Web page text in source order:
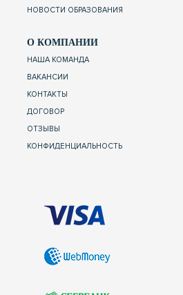
НОВОСТИ ОБРАЗОВАНИЯ
О КОМПАНИИ
НАША КОМАНДА
ВАКАНСИИ
КОНТАКТЫ
ДОГОВОР
ОТЗЫВЫ
КОНФИДЕНЦИАЛЬНОСТЬ